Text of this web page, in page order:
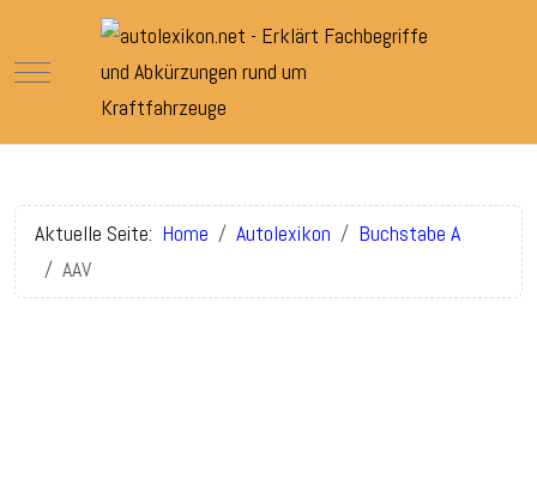
Mobile Menu Toggle
Aktuelle Seite: Home Autolexikon
Buchstabe A
AAV